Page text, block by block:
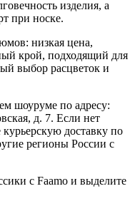
изделия, а
при носке.
низкая цена,
крой, подходящий для
выбор расцветок и
шоуруме по адресу:
д. 7. Если нет
доставку по
регионы России с
с Faamo и выделите